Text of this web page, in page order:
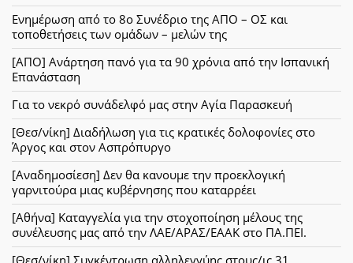
Ενημέρωση από το 8ο Συνέδριο της ΑΠΟ – ΟΣ και
τοποθετήσεις των ομάδων – μελών της
[ΑΠΟ] Ανάρτηση πανό για τα 90 χρόνια από την Ισπανική
Επανάσταση
Για το νεκρό συνάδελφό μας στην Αγία Παρασκευή
[Θεσ/νίκη] Διαδήλωση για τις κρατικές δολοφονίες στο
Άργος και στον Ασπρόπυργο
[Αναδημοσίεση] Δεν θα κανουμε την προεκλογική
γαρνιτούρα μιας κυβέρνησης που καταρρέει
[Αθήνα] Καταγγελία για την στοχοποίηση μέλους της
συνέλευσης μας από την ΛΑΕ/ΑΡΑΣ/ΕΑΑΚ στο ΠΑ.ΠΕΙ.
[Θεσ/νίκη] Συγκέντρωση αλληλεγγύης στους/ις 31